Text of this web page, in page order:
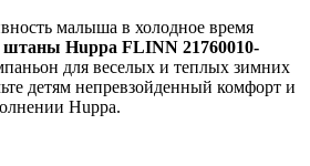
малыша в холодное время
штаны Huppa FLINN 21760010-
для веселых и теплых зимних
детям непревзойденный комфорт и
Huppa.